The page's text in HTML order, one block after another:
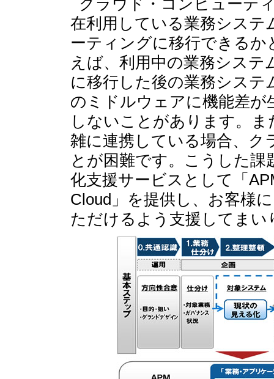
クラウド・コンピューテ
在利用している業務シス
ーティングに移行できる
えば、利用中の業務シス
に移行した後の業務シス
のミドルウェアに機能差
しないことがあります。
雑に連携している場合、ク
とが困難です。こうした
化支援サービスとして「
Cloud」を提供し、お客様
ただけるよう支援してまい